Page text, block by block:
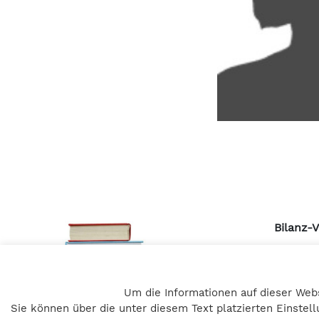
Bilanz-
+43 316
Um die Informationen auf dieser
Sie können über die unter diesem Text platzierten